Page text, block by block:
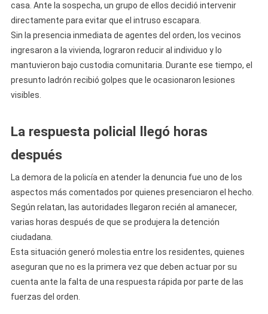
Policía
Llega
Horas
Después
casa. Ante la sospecha, un grupo de ellos decidió intervenir
directamente para evitar que el intruso escapara.
Sin la presencia inmediata de agentes del orden, los vecinos
ingresaron a la vivienda, lograron reducir al individuo y lo
mantuvieron bajo custodia comunitaria. Durante ese tiempo, el
presunto ladrón recibió golpes que le ocasionaron lesiones
visibles.
La respuesta policial llegó horas
después
La demora de la policía en atender la denuncia fue uno de los
aspectos más comentados por quienes presenciaron el hecho.
Según relatan, las autoridades llegaron recién al amanecer,
varias horas después de que se produjera la detención
ciudadana.
Esta situación generó molestia entre los residentes, quienes
aseguran que no es la primera vez que deben actuar por su
cuenta ante la falta de una respuesta rápida por parte de las
fuerzas del orden.